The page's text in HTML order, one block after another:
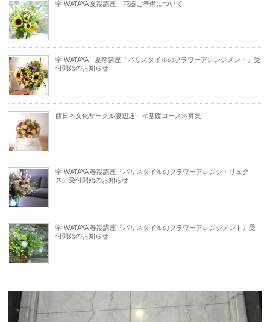
学IWATAYA 夏期講座 花器ご準備について
学IWATAYA 夏期講座『パリスタイルのフラワーアレンジメント』受
付開始のお知らせ
西日本文化サークル渡辺通 ≪基礎コース≫募集
学IWATAYA 春期講座『パリスタイルのフラワーアレンジ・リュク
ス』受付開始のお知らせ
学IWATAYA 春期講座『パリスタイルのフラワーアレンジメント』受
付開始のお知らせ